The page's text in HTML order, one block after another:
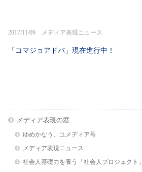
2017/11/09 メディア表現ニュース
「コマジョアドバ」現在進行中！
メディア表現の窓
ゆめかなう、ユメディア号
メディア表現ニュース
社会人基礎力を養う「社会人プロジェクト」